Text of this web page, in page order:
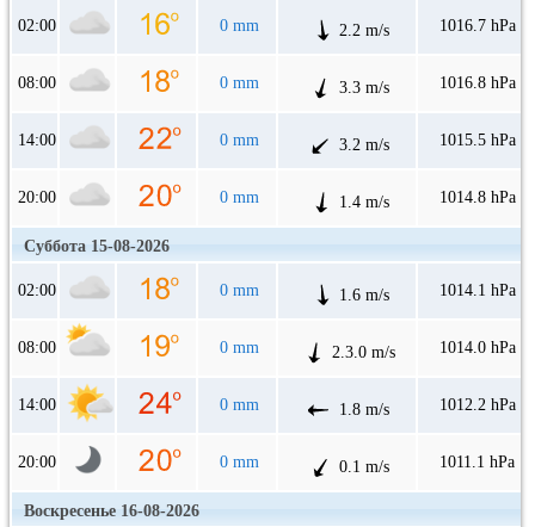
02:00 0 mm 2.2 m/s 1016.7 hPa
08:00 0 mm 3.3 m/s 1016.8 hPa
14:00 0 mm 3.2 m/s 1015.5 hPa
20:00 0 mm 1.4 m/s 1014.8 hPa
Суббота 15-08-2026
02:00 0 mm 1.6 m/s 1014.1 hPa
08:00 0 mm 2.3.0 m/s 1014.0 hPa
14:00 0 mm 1.8 m/s 1012.2 hPa
20:00 0 mm 0.1 m/s 1011.1 hPa
Воскресенье 16-08-2026